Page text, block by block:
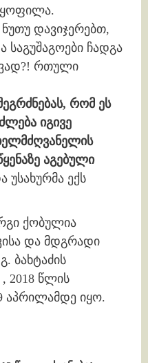
ყოფილა.
დავიჯერებთ,
საგუშაგოები ჩადგა
რთული
რომ ეს
იგივე
აგებული
უსახურმა ექს
ქობულია
და მდგრადი
ბახტაძის
2018 წლის
აპრილამდე იყო.